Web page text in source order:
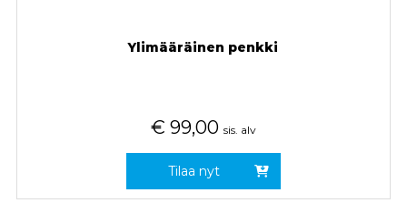
Ylimääräinen penkki
€ 99,00 sis. alv
Tilaa nyt